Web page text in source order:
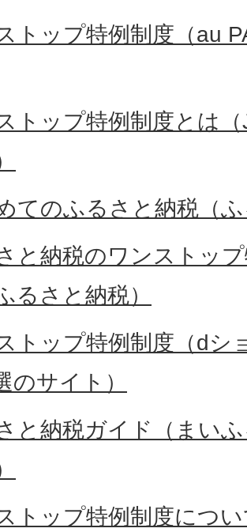
トップ特例制度（au
トップ特例制度とは
てのふるさと納税（
と納税のワンストッ
るさと納税）
トップ特例制度（dシ
のサイト）
と納税ガイド（まい
トップ特例制度につ